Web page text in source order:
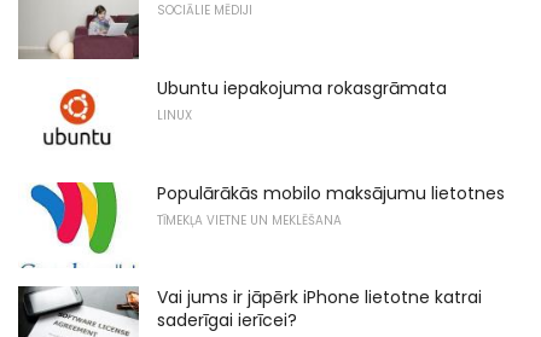
SOCIĀLIE MĒDIJI
Ubuntu iepakojuma rokasgrāmata
LINUX
Populārākās mobilo maksājumu lietotnes
TĪMEKĻA VIETNE UN MEKLĒŠANA
Vai jums ir jāpērk iPhone lietotne katrai
saderīgai ierīcei?